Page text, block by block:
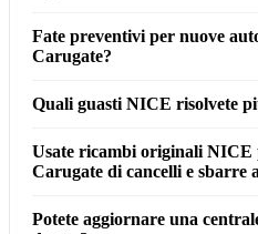
Fate preventivi per nuove
Carugate?
Quali guasti NICE risolvete
Usate ricambi originali NICE
Carugate di cancelli e sbarre
Potete aggiornare una